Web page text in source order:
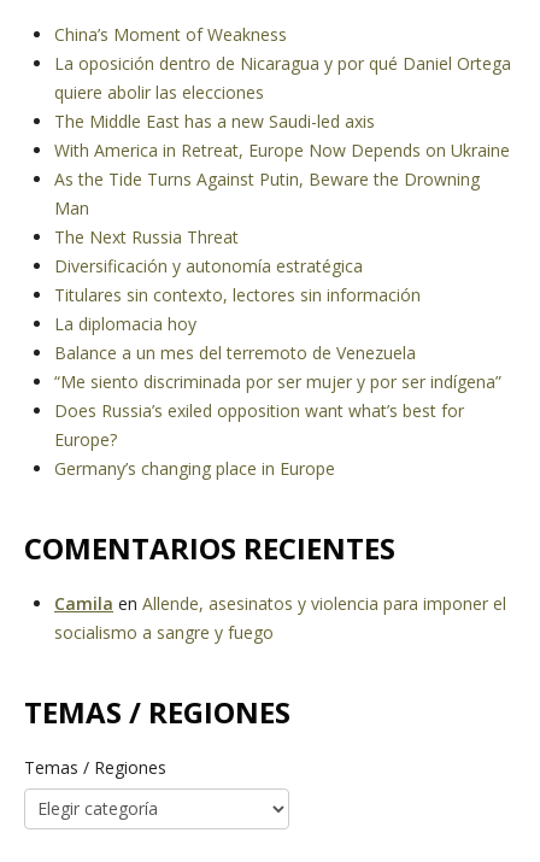
China’s Moment of Weakness
La oposición dentro de Nicaragua y por qué Daniel Ortega
quiere abolir las elecciones
The Middle East has a new Saudi-led axis
With America in Retreat, Europe Now Depends on Ukraine
As the Tide Turns Against Putin, Beware the Drowning
Man
The Next Russia Threat
Diversificación y autonomía estratégica
Titulares sin contexto, lectores sin información
La diplomacia hoy
Balance a un mes del terremoto de Venezuela
“Me siento discriminada por ser mujer y por ser indígena”
Does Russia’s exiled opposition want what’s best for
Europe?
Germany’s changing place in Europe
COMENTARIOS RECIENTES
Camila en Allende, asesinatos y violencia para imponer el
socialismo a sangre y fuego
TEMAS / REGIONES
Temas / Regiones